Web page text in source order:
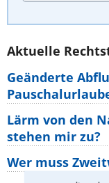
Aktuelle
Geänderte
Lärm von den
stehen mir zu?
Wer muss